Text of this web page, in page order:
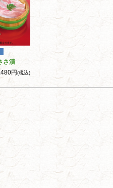
さ漬
円(税込)